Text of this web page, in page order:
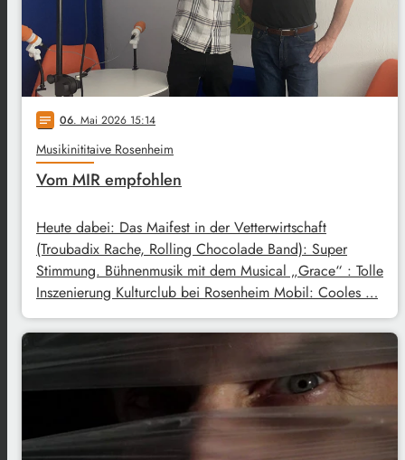
notes 06. Mai 2026 15:14
Musikinititaive Rosenheim
Vom MIR empfohlen
Heute dabei: Das Maifest in der Vetterwirtschaft
(Troubadix Rache, Rolling Chocolade Band): Super
Stimmung. Bühnenmusik mit dem Musical „Grace“ : Tolle
Inszenierung Kulturclub bei Rosenheim Mobil: Cooles …